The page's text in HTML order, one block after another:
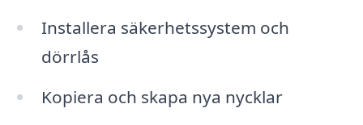
Installera säkerhetssystem och
dörrlås
Kopiera och skapa nya nycklar